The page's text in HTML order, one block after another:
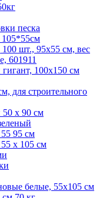
песка
шт., 95х55 см, вес
601911
100х150 см
для строительного
х 90 см
95 см
х 105 см
белые, 55х105 см